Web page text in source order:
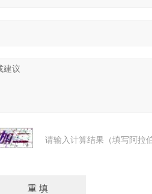
请输入计算结果（填写阿拉